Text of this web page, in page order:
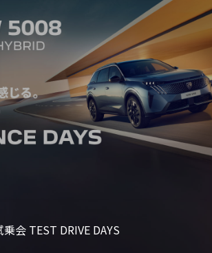
会 TEST DRIVE DAYS